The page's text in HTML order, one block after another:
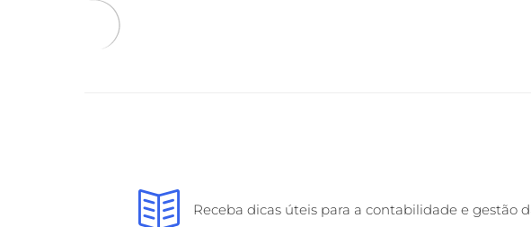
Receba dicas úteis para a contabilidade e gestão